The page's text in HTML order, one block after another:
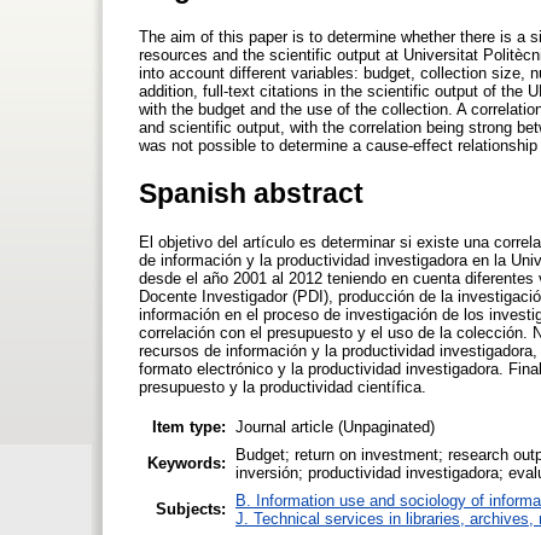
The aim of this paper is to determine whether there is a
resources and the scientific output at Universitat
into account different variables: budget, collection size,
addition, full-text citations in the scientific output of the
with the budget and the use of the collection. A
and scientific output, with the correlation being strong
was not possible to determine a cause-effect
Spanish abstract
El objetivo del artículo es determinar si existe una
de información y la productividad investigadora en la
desde el año 2001 al 2012 teniendo en cuenta
Docente Investigador (PDI), producción de la
información en el proceso de investigación de los
correlación con el presupuesto y el uso de la colección.
recursos de información y la productividad
formato electrónico y la productividad investigadora.
presupuesto y la productividad científica.
Item type: Journal article (Unpaginated)
Keywords:
Budget; return on investment; research
inversión; productividad investigadora;
Subjects:
B. Information use and sociology of
J. Technical services in libraries, archives,